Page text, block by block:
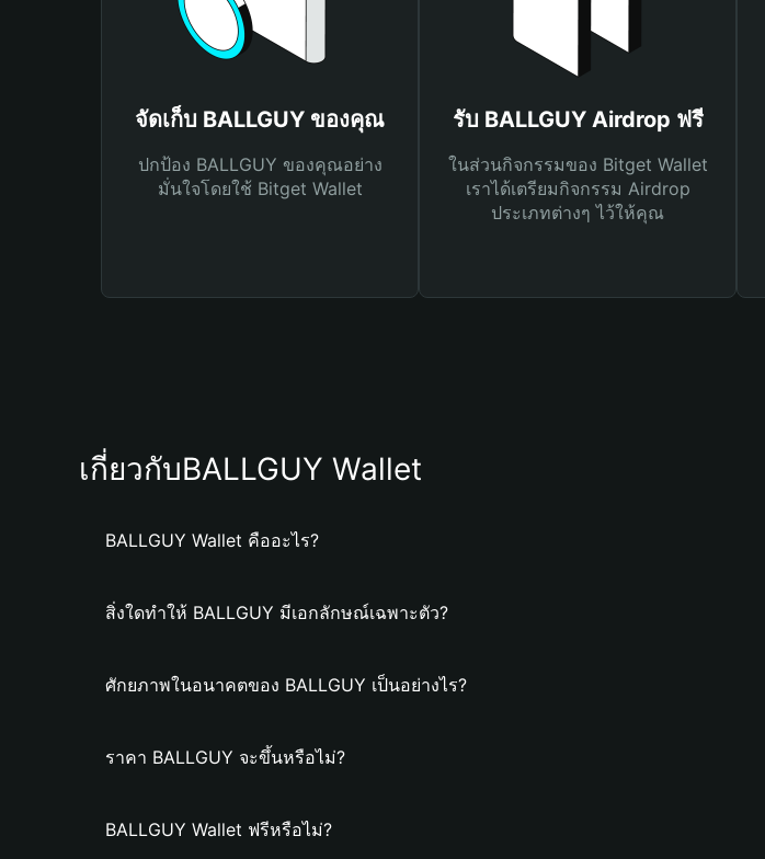
จัดเก็บ BALLGUY ของคุณ
ปกป้อง BALLGUY ของคุณอย่าง
มั่นใจโดยใช้ Bitget Wallet
รับ BALLGUY Airdrop ฟรี
ในส่วนกิจกรรมของ Bitget Wallet
เราได้เตรียมกิจกรรม Airdrop
ประเภทต่างๆ ไว้ให้คุณ
เกี่ยวกับBALLGUY Wallet
BALLGUY Wallet คืออะไร?
สิ่งใดทำให้ BALLGUY มีเอกลักษณ์เฉพาะตัว?
ศักยภาพในอนาคตของ BALLGUY เป็นอย่างไร?
ราคา BALLGUY จะขึ้นหรือไม่?
BALLGUY Wallet ฟรีหรือไม่?